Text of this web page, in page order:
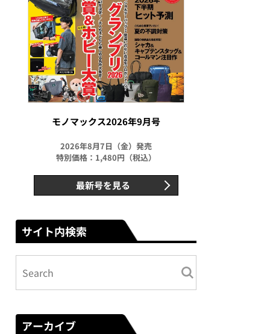
モノマックス2026年9月号
2026年8月7日（金）発売
特別価格：1,480円（税込）
最新号を見る
サイト内検索
アーカイブ